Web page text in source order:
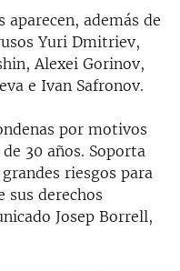
además de
Yuri Dmitriev,
Alexei Gorinov,
e Ivan Safronov.
por motivos
30 años. Soporta
riesgos para
sus derechos
Josep Borrell,